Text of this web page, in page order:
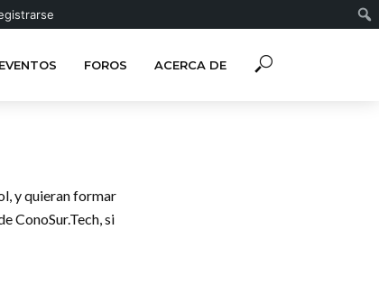
EVENTOS FOROS ACERCA DE
y quieran formar
ConoSur.Tech, si